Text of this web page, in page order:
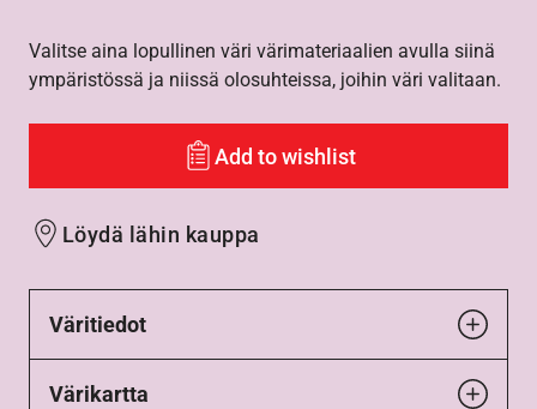
Valitse aina lopullinen väri värimateriaalien avulla siinä
ympäristössä ja niissä olosuhteissa, joihin väri valitaan.
Add to wishlist
Löydä lähin kauppa
Väritiedot
Värikartta